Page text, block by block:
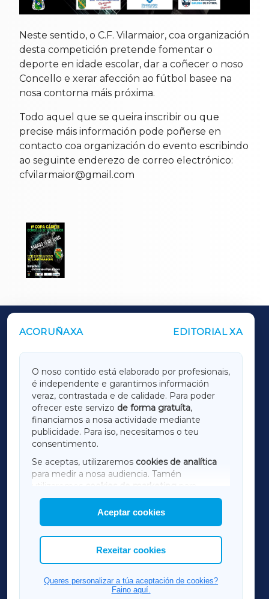
Neste sentido, o C.F. Vilarmaior, coa organización
desta competición pretende fomentar o
deporte en idade escolar, dar a coñecer o noso
Concello e xerar afección ao fútbol basee na
nosa contorna máis próxima.
Todo aquel que se queira inscribir ou que
precise máis información pode poñerse en
contacto coa organización do evento escribindo
ao seguinte enderezo de correo electrónico:
cfvilarmaior@gmail.com
ACORUÑAXA EDITORIAL XA
O noso contido está elaborado por profesionais,
é independente e garantimos información
veraz, contrastada e de calidade. Para poder
ofrecer este servizo de forma gratuíta,
financiamos a nosa actividade mediante
publicidade. Para iso, necesitamos o teu
consentimento.
Se aceptas, utilizaremos cookies de analítica
para medir a nosa audiencia. Tamén
utilizaremos
cookies de marketing
mostrar publicidade de terceiros.
Así mesmo, podes personalizar a elección das
cookies que desexas permitir.
Aceptar cookies
Rexeitar cookies
Queres personalizar a túa aceptación de cookies?
Faino aquí.
OUTROS PERIÓDICOS
LUGOXA
TERRACHAXA
AMARIÑAXA
RIBEIRASACRAXA
ACORUÑAXA
FERROLXA